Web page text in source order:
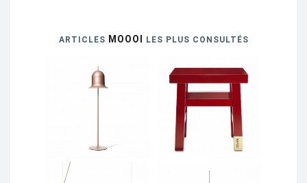
ARTICLES MOOOI LES PLUS CONSULTÉS